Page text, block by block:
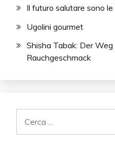
Il futuro salutare sono
Ugolini gourmet
Shisha Tabak: Der
Rauchgeschmack
per: